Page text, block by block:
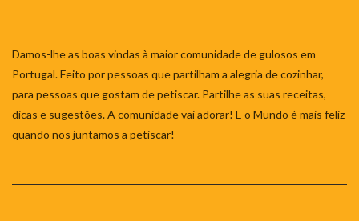
Damos-lhe as boas vindas à maior comunidade de gulosos em
Portugal. Feito por pessoas que partilham a alegria de cozinhar,
para pessoas que gostam de petiscar. Partilhe as suas receitas,
dicas e sugestões. A comunidade vai adorar! E o Mundo é mais feliz
quando nos juntamos a petiscar!